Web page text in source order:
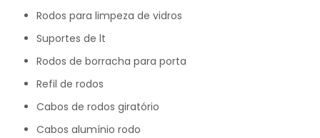
rodos para limpeza de vidros
suportes de lt
rodos de borracha para porta
refil de rodos
cabos de rodos giratório
cabos alumínio rodo